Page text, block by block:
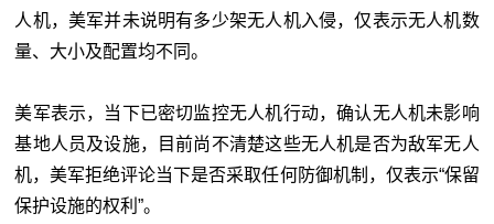
人机，美军并未说明有多少架无人机入侵，仅表示无人机数
量、大小及配置均不同。
美军表示，当下已密切监控无人机行动，确认无人机未影响
基地人员及设施，目前尚不清楚这些无人机是否为敌军无人
机，美军拒绝评论当下是否采取任何防御机制，仅表示“保留
保护设施的权利”。